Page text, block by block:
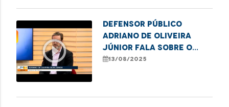
play_circle_outline
Defensor Público
Adriano de Oliveira
Júnior fala sobre o
mútirão Meu Pai, Meu
13/08/2025